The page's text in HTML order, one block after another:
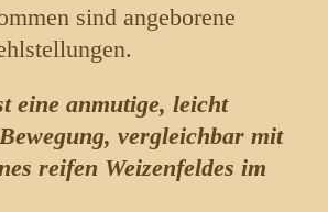
sind angeborene
eine anmutige, leicht
vergleichbar mit
reifen Weizenfeldes im